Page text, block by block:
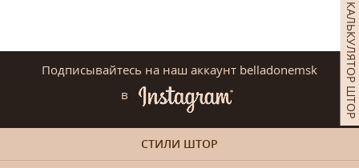
КАЛЬКУЛЯТОР ШТОР
Подписывайтесь на наш аккаунт belladonemsk
в
СТИЛИ ШТОР